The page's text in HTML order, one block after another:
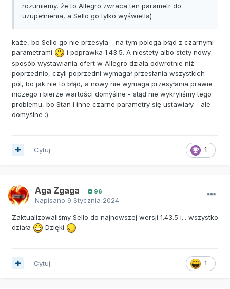
rozumiemy, że to Allegro zwraca ten parametr do
uzupełnienia, a Sello go tylko wyświetla)
każe, bo Sello go nie przesyła - na tym polega błąd z czarnymi
parametrami
i poprawka 1.43.5. A niestety albo stety nowy
sposób wystawiania ofert w Allegro działa odwrotnie niż
poprzednio, czyli poprzedni wymagał przesłania wszystkich
pól, bo jak nie to błąd, a nowy nie wymaga przesyłania prawie
niczego i bierze wartości domyślne - stąd nie wykryliśmy tego
problemu, bo Stan i inne czarne parametry się ustawiały - ale
domyślne :).
1
Cytuj
Aga Zgaga 96
Napisano 9 Stycznia 2024
Zaktualizowaliśmy Sello do najnowszej wersji 1.43.5 i... wszystko
działa
Dzięki
1
Cytuj